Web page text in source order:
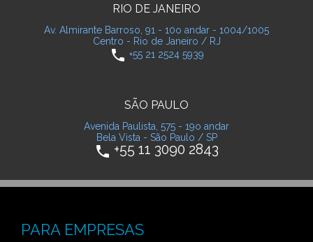
RIO DE JANEIRO
Av. Almirante Barroso, 91 - 10o andar - 1004/1005
Centro - Rio de Janeiro / RJ
phone +55 21 2524 5939
SÃO PAULO
Avenida Paulista, 575 - 19o andar
Bela Vista - São Paulo / SP
phone +55 11 3090 2843
PARA EMPRESAS